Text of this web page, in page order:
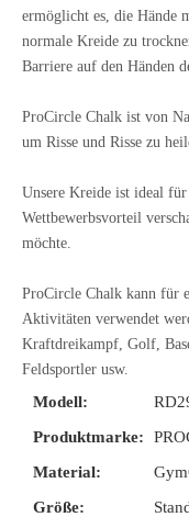
ermöglicht es, die Hände
normale Kreide zu
Barriere auf den Händen
ProCircle Chalk ist von
um Risse und Risse zu
Unsere Kreide ist ideal
Wettbewerbsvorteil
möchte.
ProCircle Chalk kann für
Aktivitäten verwendet
Kraftdreikampf, Golf,
Feldsportler usw.
Modell:
Produktmarke:
Material:
Größe: